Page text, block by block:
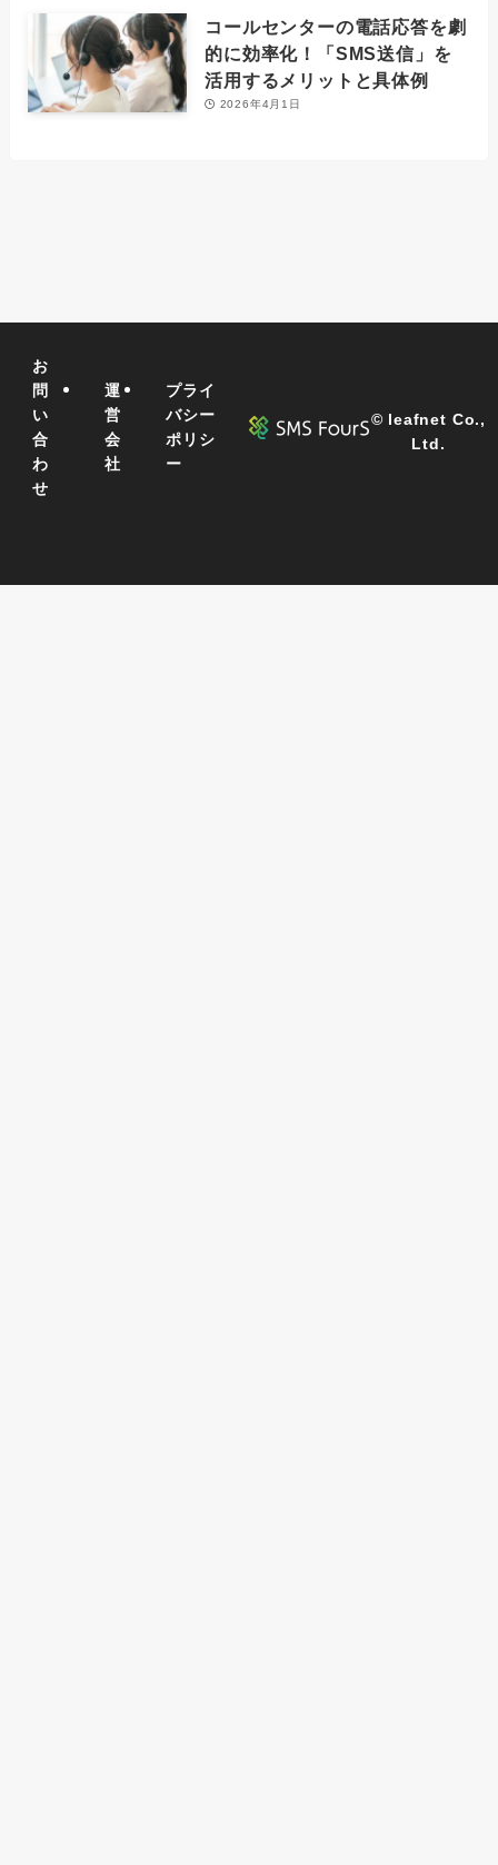
コールセンターの電話応答を劇
的に効率化！「SMS送信」を
活用するメリットと具体例
2026年4月1日
お
問
い
合
わ
せ
運
営
会
社
プライ
バシー
ポリシ
ー
© leafnet Co.,
Ltd.